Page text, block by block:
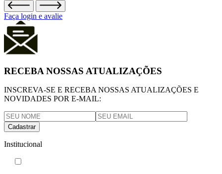
Faça login e avalie
RECEBA NOSSAS ATUALIZAÇÕES
INSCREVA-SE E RECEBA NOSSAS ATUALIZAÇÕES E
NOVIDADES POR E-MAIL:
Cadastrar
Institucional